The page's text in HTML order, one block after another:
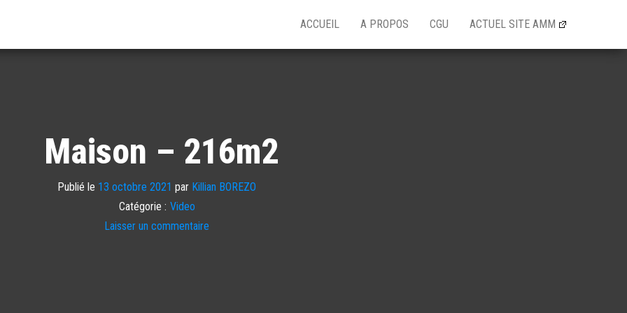
ACCUEIL A PROPOS CGU ACTUEL SITE AMM
Maison – 216m2
Publié le 13 octobre 2021 par Killian BOREZO
Catégorie : Video
Laisser un commentaire